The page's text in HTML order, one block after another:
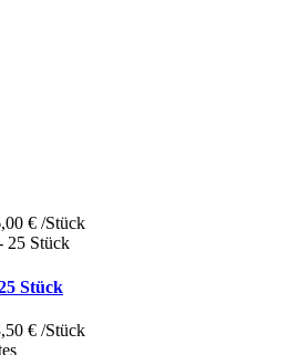
€ /Stück
Stück
€ /Stück